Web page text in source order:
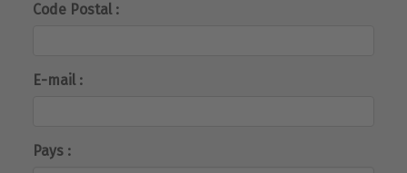
Code Postal :
E-mail :
Pays :